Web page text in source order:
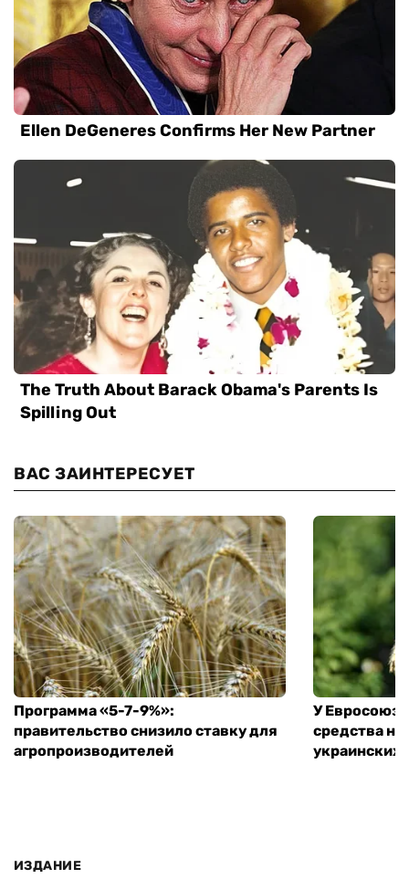
ВАС ЗАИНТЕРЕСУЕТ
Программа «5-7-9%»:
правительство снизило ставку для
агропроизводителей
У
средства
ИЗДАНИЕ